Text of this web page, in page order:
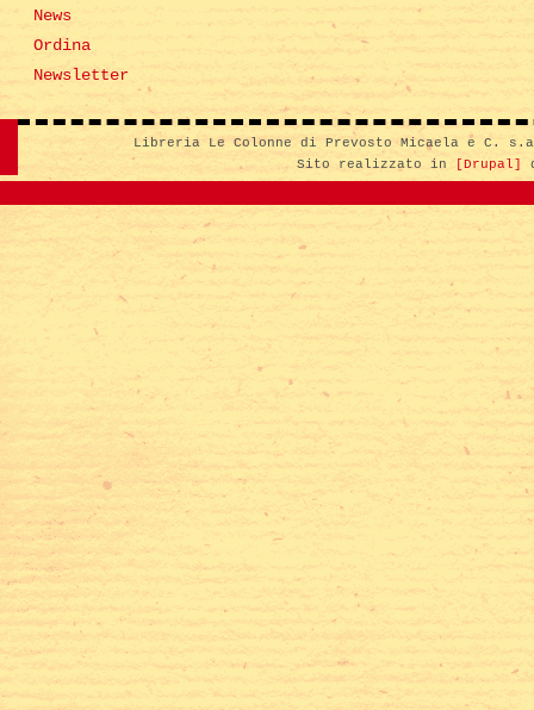
News
Ordina
Newsletter
Libreria Le Colonne di Prevosto Micaela e C.
Sito realizzato in
[Drupal]